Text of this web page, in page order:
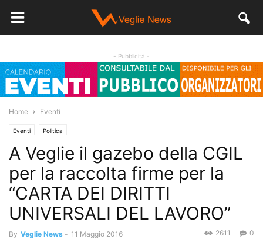
- Pubblicità -
Home Eventi
Eventi Politica
A Veglie il gazebo della CGIL
per la raccolta firme per la
“CARTA DEI DIRITTI
UNIVERSALI DEL LAVORO”
By Veglie News - 11 Maggio 2016 0
2611